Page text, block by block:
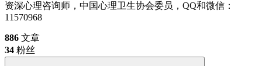
资深心理咨询师，中国心理卫生协会委员，QQ和微信：
11570968
886 文章
34 粉丝